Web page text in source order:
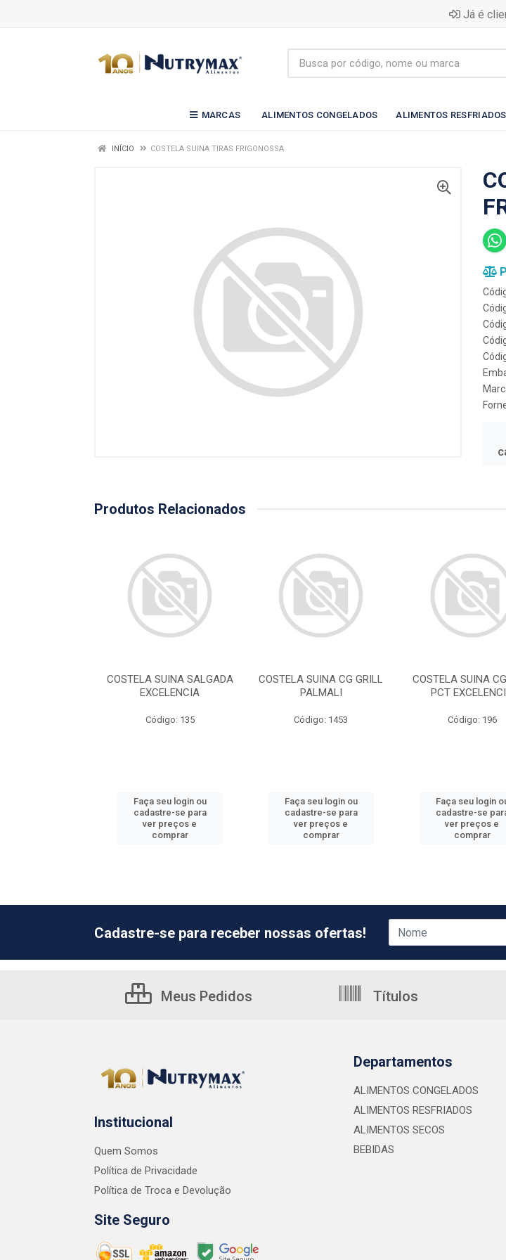
Já é
MARCAS ALIMENTOS CONGELADOS ALIMENTOS RESFRIADOS
INÍCIO COSTELA SUINA TIRAS FRIGONOSSA
Produtos Relacionados
COSTELA SUINA SALGADA
EXCELENCIA
Código: 135
Faça seu login ou
cadastre-se para
ver preços e
comprar
COSTELA SUINA CG GRILL
PALMALI
Código: 1453
Faça seu login ou
cadastre-se para
ver preços e
comprar
COSTELA SUINA
PCT
Código: 196
Faça seu login
cadastre-se
ver preços e
comprar
Cadastre-se para receber nossas ofertas!
Meus Pedidos Títulos
Institucional
Quem Somos
Política de Privacidade
Política de Troca e Devolução
Site Seguro
Departamentos
ALIMENTOS CONGELADOS
ALIMENTOS RESFRIADOS
ALIMENTOS SECOS
BEBIDAS